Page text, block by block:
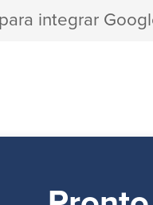
integrar